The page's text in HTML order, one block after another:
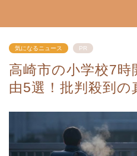
気になるニュース PR
高崎市の小学校7
由5選！批判殺到の